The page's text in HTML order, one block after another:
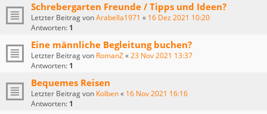
Schrebergarten Freunde / Tipps und Ideen?
Letzter Beitrag vonArabella1971 « 16 Dez 2021 10:20
Antworten: 1
Eine männliche Begleitung buchen?
Letzter Beitrag von RomanZ«23 Nov 2021 13:37
Antworten: 1
Bequemes Reisen
Letzter Beitrag von Kolben« 16 Nov 2021 16:16
Antworten: 1